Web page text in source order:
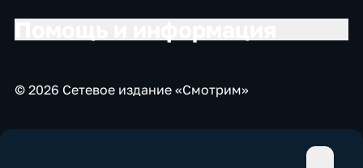
© 2026 Сетевое издание «Смотрим»